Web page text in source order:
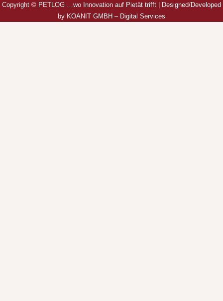
Copyright © PETLOG …wo Innovation auf Pietät trifft | Designed/Developed
by KOANIT GMBH – Digital Services